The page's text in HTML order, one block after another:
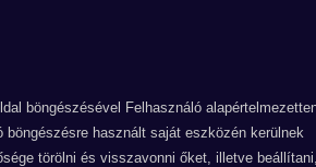
böngészésével Felhasználó
használt saját eszközén kerülnek
törölni és visszavonni őket, illetve